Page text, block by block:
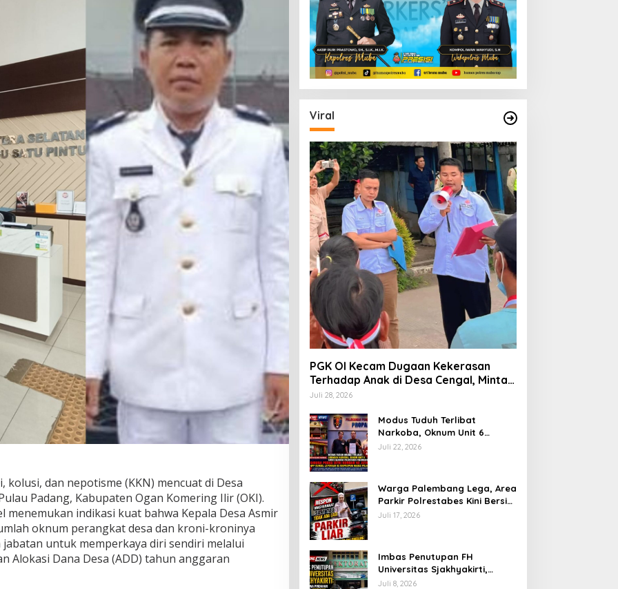
kolusi, dan nepotisme (KKN) mencuat di Desa
Padang, Kabupaten Ogan Komering Ilir (OKI).
menemukan indikasi kuat bahwa Kepala Desa Asmir
oknum perangkat desa dan kroni-kroninya
untuk memperkaya diri sendiri melalui
Alokasi Dana Desa (ADD) tahun anggaran
Viral
PGK OI Kecam Dugaan Kekerasan
Terhadap Anak di Desa Cengal, Minta
Aparat Bertindak Tegas Jika Terbukti
Juli 28, 2026
Modus Tuduh Terlibat
Narkoba, Oknum Unit 6
Satres Narkoba Polrestabes
Sumsel Lapor ke Divpropam
Mabes Polri
Juli 22, 2026
Warga Palembang Lega, Area
Parkir Polrestabes Kini Bersih
dari Jukir Liar dan Gratis
Juli 17, 2026
Imbas Penutupan FH
Universitas Sjakhyakirti,
Mahasiswa Pindahan
Juli 8, 2026